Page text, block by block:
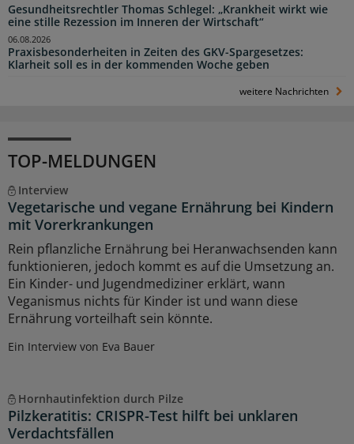
Gesundheitsrechtler Thomas Schlegel: „Krankheit wirkt wie
eine stille Rezession im Inneren der Wirtschaft“
Praxisbesonderheiten in Zeiten des GKV-Spargesetzes:
Klarheit soll es in der kommenden Woche geben
06.08.2026
weitere Nachrichten
TOP-MELDUNGEN
Interview
Vegetarische und vegane Ernährung bei Kindern
mit Vorerkrankungen
Rein pflanzliche Ernährung bei Heranwachsenden kann
funktionieren, jedoch kommt es auf die Umsetzung an.
Ein Kinder- und Jugendmediziner erklärt, wann
Veganismus nichts für Kinder ist und wann diese
Ernährung vorteilhaft sein könnte.
Ein Interview von Eva Bauer
Hornhautinfektion durch Pilze
Pilzkeratitis: CRISPR-Test hilft bei unklaren
Verdachtsfällen